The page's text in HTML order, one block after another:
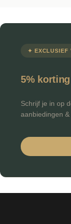
✦ EXCLUSIEF
5%
Schrijf je in op
aanbiedingen